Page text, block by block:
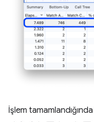
İşlem tamamlandığında